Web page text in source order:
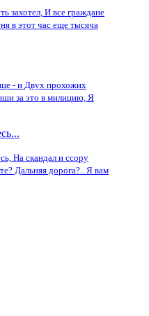
захотел, И все граждане
в этот час еще тысяча
- и Двух прохожих
за это в милицию, Я
На скандал и ссору
Дальняя дорога?.. Я вам